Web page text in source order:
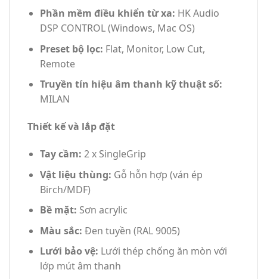
Phần mềm điều khiển từ xa: HK Audio
DSP CONTROL (Windows, Mac OS)
Preset bộ lọc: Flat, Monitor, Low Cut,
Remote
Truyền tín hiệu âm thanh kỹ thuật số:
MILAN
Thiết kế và lắp đặt
Tay cầm: 2 x SingleGrip
Vật liệu thùng: Gỗ hỗn hợp (ván ép
Birch/MDF)
Bề mặt: Sơn acrylic
Màu sắc: Đen tuyền (RAL 9005)
Lưới bảo vệ: Lưới thép chống ăn mòn với
lớp mút âm thanh